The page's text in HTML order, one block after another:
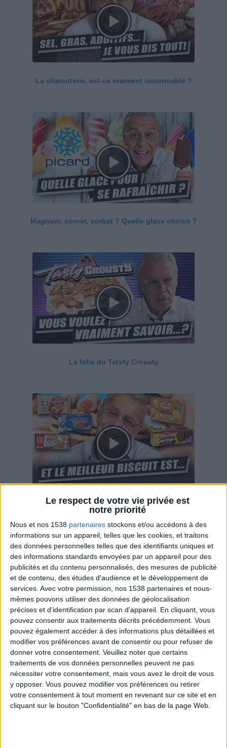
Le respect de votre vie privée est
notre priorité
Nous et nos 1538 partenaires stockons et/ou accédons à des
informations sur un appareil, telles que les cookies, et traitons
des données personnelles telles que des identifiants uniques et
des informations standards envoyées par un appareil pour des
publicités et du contenu personnalisés, des mesures de publicité
et de contenu, des études d'audience et le développement de
services. Avec votre permission, nos 1538 partenaires et nous-
mêmes pouvons utiliser des données de géolocalisation
précises et d’identification par scan d'appareil. En cliquant, vous
pouvez consentir aux traitements décrits précédemment. Vous
pouvez également accéder à des informations plus détaillées et
modifier vos préférences avant de consentir ou pour refuser de
donner votre consentement. Veuillez noter que certains
traitements de vos données personnelles peuvent ne pas
nécessiter votre consentement, mais vous avez le droit de vous
y opposer. Vous pouvez modifier vos préférences ou retirer
votre consentement à tout moment en revenant sur ce site et en
cliquant sur le bouton "Confidentialité" en bas de la page Web.
La charcuterie, est-ce vraiment raisonnable ?
Magnum, cornet, sorbet ? Quelle glace choisir ?
La folie du Tatsty Crousty
Savane, LU, Pepito, Harrys... Que valent vraiment
ces gâteaux ?
Webinaires en direct Voir tout
Peut-on remplacer la viande par des féculents ?
Consultation diététique du 05/08/2026